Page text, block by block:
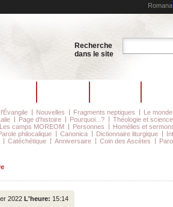
Romana
Recherche
dans le site
Nouvelles Fragments neptiques
Le
Page d'histoire Pourquoi...? Théologie et science
Les camps MOREOM Personnes Homélies et
philocalique Canonica Dictionnaire liturgique
Catéchétique Anniversaire Coin des Ascètes
2022 L'heure: 15:14